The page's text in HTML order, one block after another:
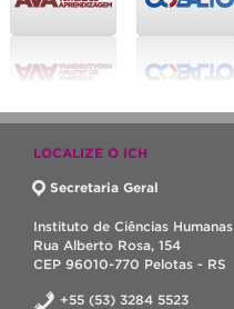
LOCALIZE O ICH
Secretaria Geral
Instituto de Ciências Humanas
Rua Alberto Rosa, 154
CEP 96010-770 Pelotas - RS
+55 (53) 3284 5523